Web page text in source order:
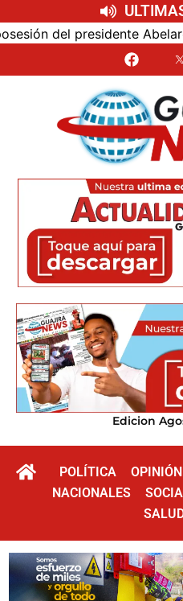
presidente Abelardo De
Edicion
POLÍTICA OPINIÓN
NACIONALES